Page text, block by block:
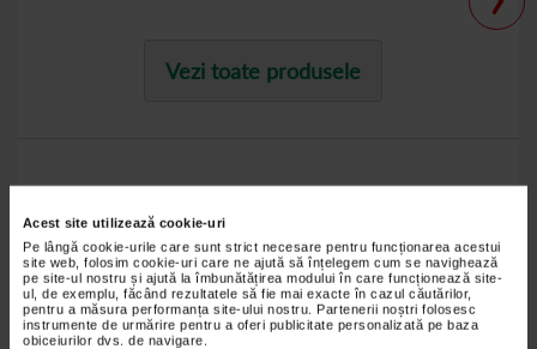
Acest site utilizează cookie-uri
Pe lângă cookie-urile care sunt strict necesare pentru funcționarea acestui
site web, folosim cookie-uri care ne ajută să înțelegem cum se navighează
pe site-ul nostru și ajută la îmbunătățirea modului în care funcționează site-
ul, de exemplu, făcând rezultatele să fie mai exacte în cazul căutărilor,
pentru a măsura performanța site-ului nostru. Partenerii noștri folosesc
instrumente de urmărire pentru a oferi publicitate personalizată pe baza
obiceiurilor dvs. de navigare.
Vezi toate produsele
Stetoscoape
Stetoscoapele sunt esentiale pentru examinarile medicale si sunt
potrivite pentru studenti si profesionisti. Modelele disponibile
combina precizia acustica cu durabilitatea si usurinta in utilizare.